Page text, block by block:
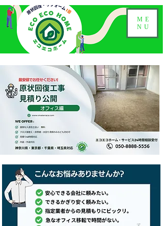
ME
NU
オフィス原状回復工事
​見積り公開